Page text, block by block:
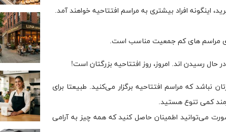
اینگونه افراد بیشتری به مراسم افتتاحیه خواهند آمد.
مراسم های کم جمعیت مناسب است.
رسیدن اند. امروز، روز افتتاحیه بزرگتان است!
نباشد که مراسم افتتاحیه برگزار می‌کنید. طبیعتا برای
کمی تنوع هستید.
می‌توانید اطمینان حاصل کنید که همه چیز به آرامی